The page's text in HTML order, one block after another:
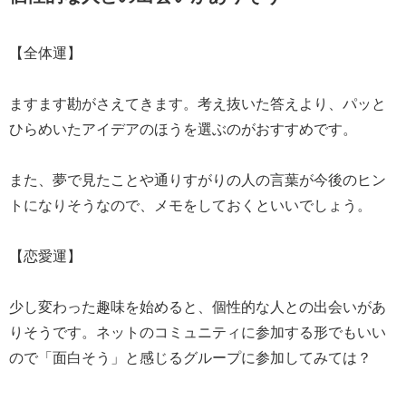
【全体運】
ますます勘がさえてきます。考え抜いた答えより、パッと
ひらめいたアイデアのほうを選ぶのがおすすめです。
また、夢で見たことや通りすがりの人の言葉が今後のヒン
トになりそうなので、メモをしておくといいでしょう。
【恋愛運】
少し変わった趣味を始めると、個性的な人との出会いがあ
りそうです。ネットのコミュニティに参加する形でもいい
ので「面白そう」と感じるグループに参加してみては？